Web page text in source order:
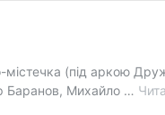
(під аркою
Баранов, Михайло …